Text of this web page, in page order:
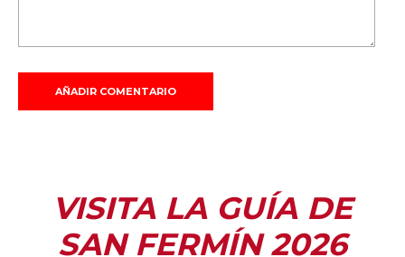
VISITA LA GUÍA DE
SAN FERMÍN 2026